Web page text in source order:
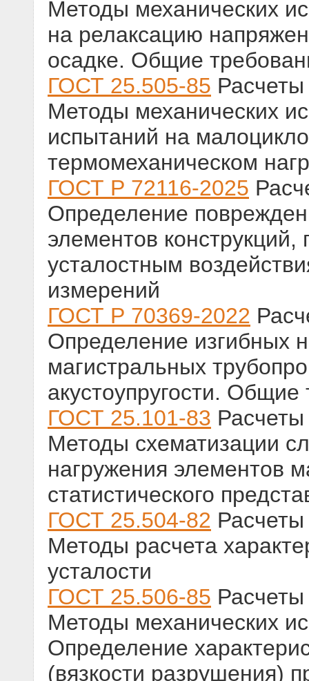
Методы механических
на релаксацию
осадке. Общие
ГОСТ 25.505-85
Методы механических
испытаний на
термомеханическом
ГОСТ Р 72116-2025
Определение
элементов
усталостным
измерений
ГОСТ Р 70369-2022
Определение изгибных
магистральных
акустоупругости. Общие
ГОСТ 25.101-83
Методы схематизации
нагружения элементов
статистического
ГОСТ 25.504-82
Методы расчета
усталости
ГОСТ 25.506-85
Методы механических
Определение
(вязкости разрушения)